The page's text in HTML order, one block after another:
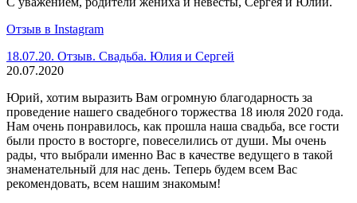
Отзыв в Instagram
18.07.20. Отзыв. Свадьба. Юлия и Сергей
20.07.2020
Юрий, хотим выразить Вам огромную благодарность за
проведение нашего свадебного торжества 18 июля 2020 года.
Нам очень понравилось, как прошла наша свадьба, все гости
были просто в восторге, повеселились от души. Мы очень
рады, что выбрали именно Вас в качестве ведущего в такой
знаменательный для нас день. Теперь будем всем Вас
рекомендовать, всем нашим знакомым!